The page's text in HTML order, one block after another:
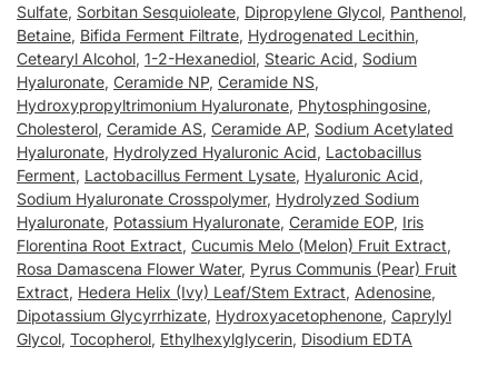
Sulfate, Sorbitan Sesquioleate, Dipropylene Glycol, Panthenol,
Betaine, Bifida Ferment Filtrate, Hydrogenated Lecithin,
Cetearyl Alcohol, 1-2-Hexanediol, Stearic Acid, Sodium
Hyaluronate, Ceramide NP, Ceramide NS,
Hydroxypropyltrimonium Hyaluronate, Phytosphingosine,
Cholesterol, Ceramide AS, Ceramide AP, Sodium Acetylated
Hyaluronate, Hydrolyzed Hyaluronic Acid, Lactobacillus
Ferment, Lactobacillus Ferment Lysate, Hyaluronic Acid,
Sodium Hyaluronate Crosspolymer, Hydrolyzed Sodium
Hyaluronate, Potassium Hyaluronate, Ceramide EOP, Iris
Florentina Root Extract, Cucumis Melo (Melon) Fruit Extract,
Rosa Damascena Flower Water, Pyrus Communis (Pear) Fruit
Extract, Hedera Helix (Ivy) Leaf/Stem Extract, Adenosine,
Dipotassium Glycyrrhizate, Hydroxyacetophenone, Caprylyl
Glycol, Tocopherol, Ethylhexylglycerin, Disodium EDTA